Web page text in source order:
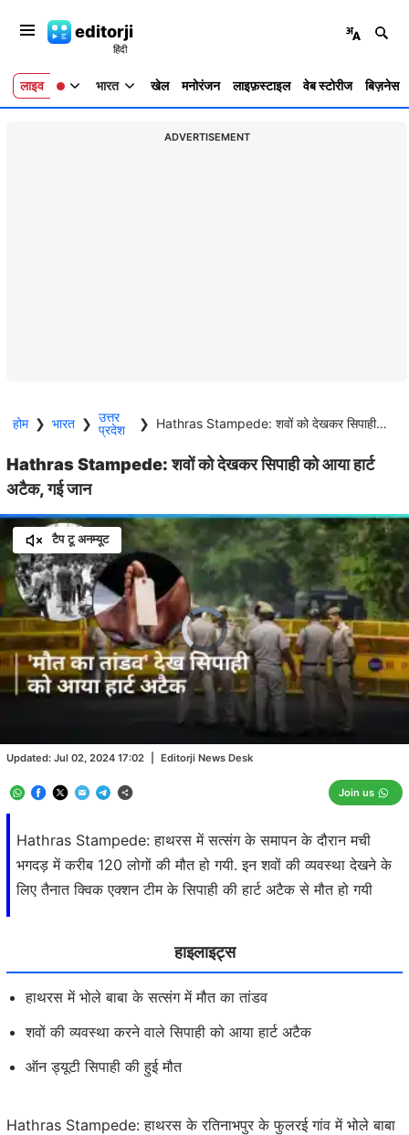
editorji
लाइव भारत खेल मनोरंजन लाइफ़स्टाइल वेब स्टोरीज बिज़नेस
ADVERTISEMENT
होम ❯ भारत ❯ उत्तर
प्रदेश
❯ Hathras Stampede: शवों को देखकर सिपाही को आया हार्ट अटैक, गई जान
Hathras Stampede: शवों को देखकर सिपाही को आया हार्ट
अटैक, गई जान
Hathras Stampede: हाथरस में सत्संग के समापन के दौरान मची
भगदड़ में करीब 120 लोगों की मौत हो गयी. इन शवों की व्यवस्था देखने के
लिए तैनात क्विक एक्शन टीम के सिपाही की हार्ट अटैक से मौत हो गयी
Updated: Jul 02, 2024 17:02 Editorji News Desk
Join us
टैप टू अनम्यूट
Video
Player
is
loading.
Unmute
हाइलाइट्स
हाथरस में भोले बाबा के सत्संग में मौत का तांडव
शवों की व्यवस्था करने वाले सिपाही को आया हार्ट अटैक
ऑन ड्यूटी सिपाही की हुई मौत
Hathras Stampede: हाथरस के रतिनाभपुर के फुलरई गांव में भोले बाबा